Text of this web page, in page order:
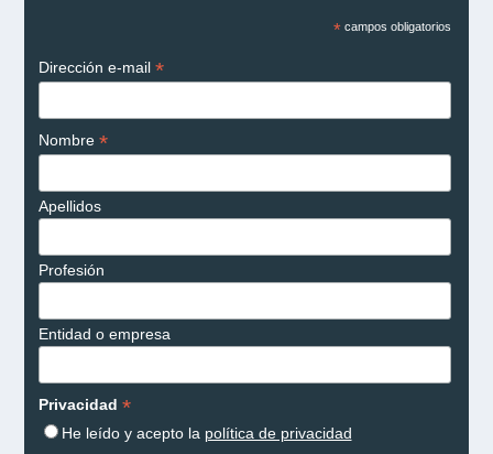
*campos obligatorios
Dirección e-mail *
Nombre *
Apellidos
Profesión
Entidad o empresa
Privacidad *
He leído y acepto la política de privacidad